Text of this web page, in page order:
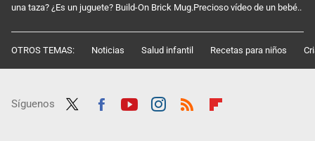
una taza? ¿Es un juguete? Build-On Brick Mug.Precioso vídeo de un bebé..
OTROS TEMAS: Noticias Salud infantil Recetas para niños
Síguenos